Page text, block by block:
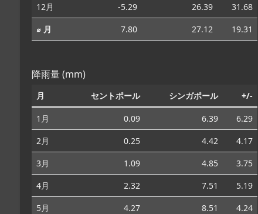
12月
-5.29 26.39
31.68
⌀ 月
7.80 27.12 19.31
降雨量 (mm)
月 セントポール シンガポール +/-
1月 0.09 6.39
6.29
2月
0.25 4.42
4.17
3月
1.09 4.85
3.75
4月
2.32 7.51
5.19
5月
4.27 8.51
4.24